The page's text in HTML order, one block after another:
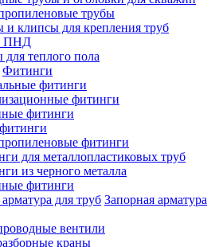
трубы
и клипсы для крепления труб
ПНД
для теплого пола
Фитинги
фитинги
фитинги
фитинги
фитинги
для металлопластиковых труб
из черного металла
фитинги
Запорная арматура
вентили
краны